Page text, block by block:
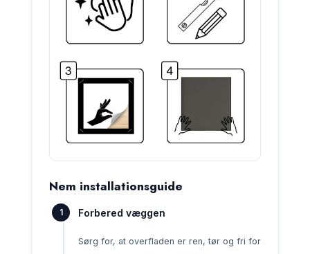
Nem installationsguide
Forbered væggen
Sørg for, at overfladen er ren, tør og fri for